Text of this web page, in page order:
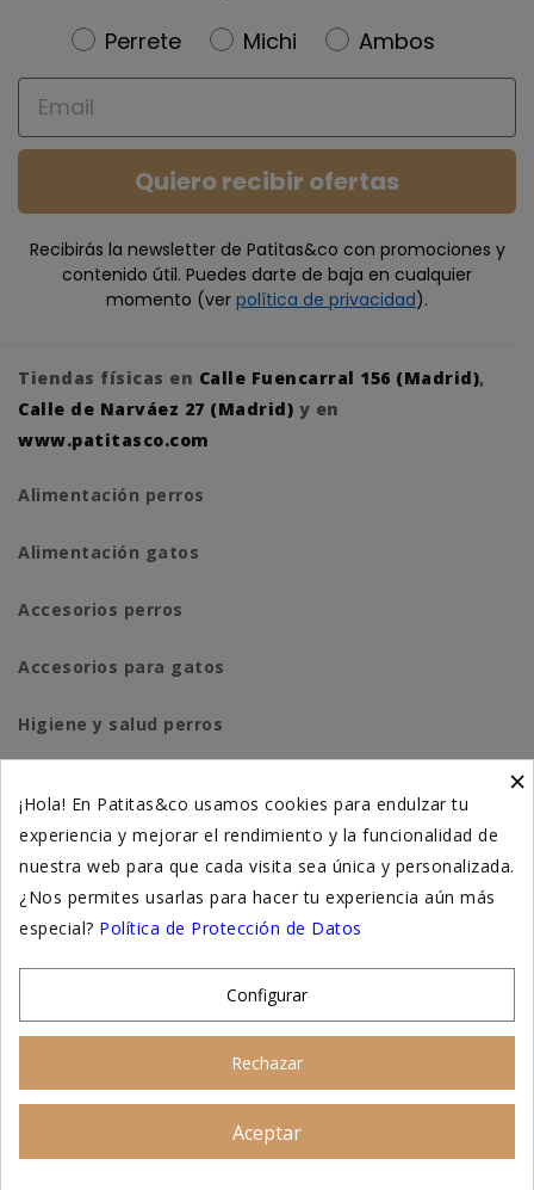
Newsletter
Perrete Michi
Ambos
Email
Quiero recibir ofertas
Recibirás la newsletter de Patitas&co con promociones y
contenido útil. Puedes darte de baja en cualquier
momento (ver política de privacidad).
Tiendas físicas en Calle Fuencarral 156 (Madrid),
Calle de Narváez 27 (Madrid) y en
www.patitasco.com
Alimentación perros
Alimentación gatos
Accesorios perros
Accesorios para gatos
Higiene y salud perros
Suplementación natural
Otros
×
¡Hola! En Patitas&co usamos cookies para endulzar tu
experiencia y mejorar el rendimiento y la funcionalidad de
nuestra web para que cada visita sea única y personalizada.
¿Nos permites usarlas para hacer tu experiencia aún más
especial? Política de Protección de Datos
Configurar
Rechazar
Aceptar